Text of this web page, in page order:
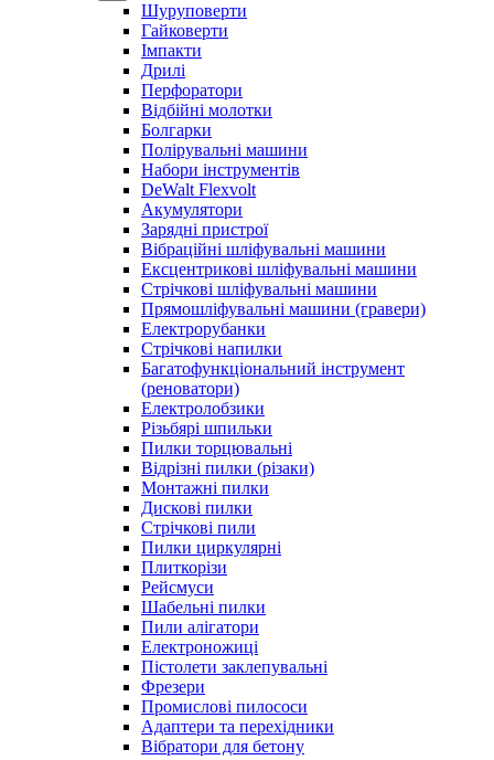
Шуруповерти
Гайковерти
Імпакти
Дрилі
Перфоратори
Відбійні молотки
Болгарки
Полірувальні машини
Набори інструментів
DeWalt Flexvolt
Акумулятори
Зарядні пристрої
Вібраційні шліфувальні машини
Ексцентрикові шліфувальні машини
Стрічкові шліфувальні машини
Прямошліфувальні машини (гравери)
Електрорубанки
Стрічкові напилки
Багатофункціональний інструмент
(реноватори)
Електролобзики
Різьбярі шпильки
Пилки торцювальні
Відрізні пилки (різаки)
Монтажні пилки
Дискові пилки
Стрічкові пили
Пилки циркулярні
Плиткорізи
Рейсмуси
Шабельні пилки
Пили алігатори
Електроножиці
Пістолети заклепувальні
Фрезери
Промислові пилососи
Адаптери та перехідники
Вібратори для бетону